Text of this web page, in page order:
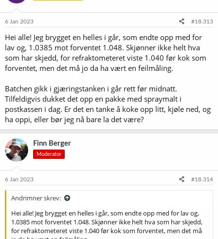
o
e
:
6 Jan 2023 #18.313
Hei alle! Jeg brygget en helles i går, som endte opp med for
lav og, 1.0385 mot forventet 1.048. Skjønner ikke helt hva
som har skjedd, for refraktometeret viste 1.040 før kok som
forventet, men det må jo da ha vært en feilmåling.
Batchen gikk i gjæringstanken i går rett før midnatt.
Tilfeldigvis dukket det opp en pakke med spraymalt i
postkassen i dag. Er det en tanke å koke opp litt, kjøle ned, og
ha oppi, eller bør jeg nå bare la det være?
Finn Berger
Moderator
6 Jan 2023 #18.314
Andrimner skrev:
Hei alle! Jeg brygget en helles i går, som endte opp med for lav og,
1.0385 mot forventet 1.048. Skjønner ikke helt hva som har skjedd,
for refraktometeret viste 1.040 før kok som forventet, men det må